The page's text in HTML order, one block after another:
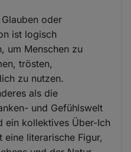
oder
ist logisch
um Menschen zu
trösten,
zu nutzen.
als die
und Gefühlswelt
ein kollektives Über-Ich
eine literarische Figur,